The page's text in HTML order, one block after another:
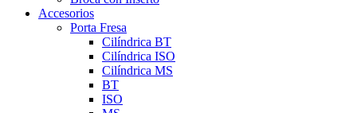
Accesorios
Porta Fresa
Cilíndrica BT
Cilíndrica ISO
Cilíndrica MS
BT
ISO